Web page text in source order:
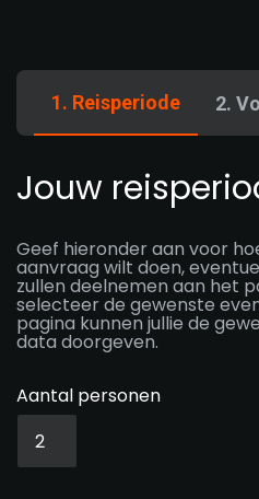
1. Reisperiode 2.
Jouw
Geef hieronder aan voor
aanvraag wilt doen,
zullen deelnemen aan het
selecteer de gewenste
pagina kunnen jullie de
data doorgeven.
Aantal personen